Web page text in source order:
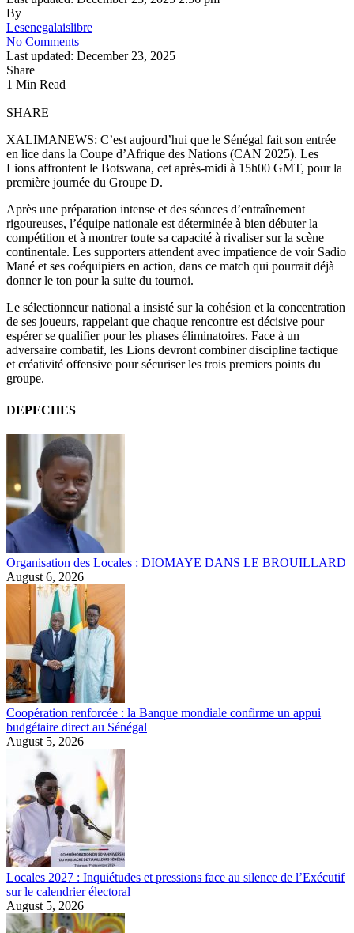
By
Lesenegalaislibre
No Comments
Last updated: December 23, 2025
Share
1 Min Read
SHARE
XALIMANEWS: C’est aujourd’hui que le Sénégal fait son entrée
en lice dans la Coupe d’Afrique des Nations (CAN 2025). Les
Lions affrontent le Botswana, cet après-midi à 15h00 GMT, pour la
première journée du Groupe D.
Après une préparation intense et des séances d’entraînement
rigoureuses, l’équipe nationale est déterminée à bien débuter la
compétition et à montrer toute sa capacité à rivaliser sur la scène
continentale. Les supporters attendent avec impatience de voir Sadio
Mané et ses coéquipiers en action, dans ce match qui pourrait déjà
donner le ton pour la suite du tournoi.
Le sélectionneur national a insisté sur la cohésion et la concentration
de ses joueurs, rappelant que chaque rencontre est décisive pour
espérer se qualifier pour les phases éliminatoires. Face à un
adversaire combatif, les Lions devront combiner discipline tactique
et créativité offensive pour sécuriser les trois premiers points du
groupe.
DEPECHES
Organisation des Locales : DIOMAYE DANS LE BROUILLARD
August 6, 2026
Coopération renforcée : la Banque mondiale confirme un appui
budgétaire direct au Sénégal
August 5, 2026
Locales 2027 : Inquiétudes et pressions face au silence de l’Exécutif
sur le calendrier électoral
August 5, 2026